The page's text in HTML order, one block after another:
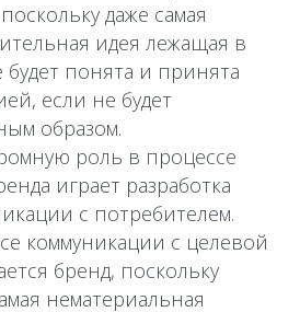
даже самая
идея лежащая в
понята и принята
если не будет
образом.
роль в процессе
играет разработка
с потребителем.
коммуникации с целевой
бренд, поскольку
нематериальная